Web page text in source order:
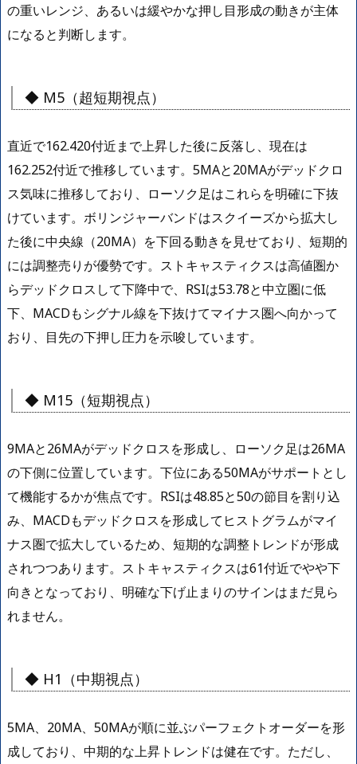
の重いレンジ、あるいは緩やかな押し目形成の動きが主体
になると判断します。
◆ M5（超短期視点）
直近で162.420付近まで上昇した後に反落し、現在は
162.252付近で推移しています。5MAと20MAがデッドクロ
ス気味に推移しており、ローソク足はこれらを明確に下抜
けています。ボリンジャーバンドはスクイーズから拡大し
た後に中央線（20MA）を下回る動きを見せており、短期的
には調整売りが優勢です。ストキャスティクスは高値圏か
らデッドクロスして下降中で、RSIは53.78と中立圏に低
下、MACDもシグナル線を下抜けてマイナス圏へ向かって
おり、目先の下押し圧力を示唆しています。
◆ M15（短期視点）
9MAと26MAがデッドクロスを形成し、ローソク足は26MA
の下側に位置しています。下位にある50MAがサポートとし
て機能するかが焦点です。RSIは48.85と50の節目を割り込
み、MACDもデッドクロスを形成してヒストグラムがマイ
ナス圏で拡大しているため、短期的な調整トレンドが形成
されつつあります。ストキャスティクスは61付近でやや下
向きとなっており、明確な下げ止まりのサインはまだ見ら
れません。
◆ H1（中期視点）
5MA、20MA、50MAが順に並ぶパーフェクトオーダーを形
成しており、中期的な上昇トレンドは健在です。ただし、